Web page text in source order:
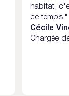
habitat,
de temps."
Cécile
Chargée